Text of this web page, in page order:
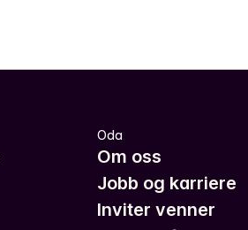
Oda
Om oss
Jobb og karriere
Inviter venner